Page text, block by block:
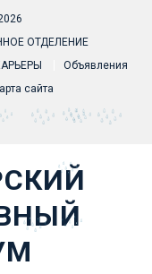
ОТДЕЛЕНИЕ
Объявления
сайта